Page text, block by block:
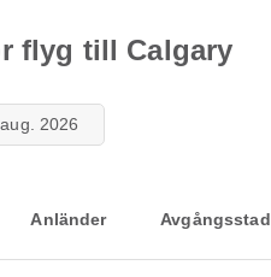
flyg till Calgary
2026
Anländer Avgångsstad